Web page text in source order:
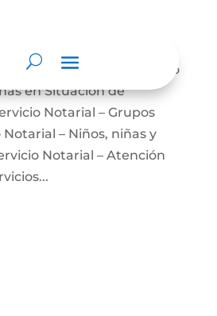
– Fuerzas Militares. Servicio
en Situación de
Notarial – Grupos
– Niños, niñas y
Notarial – Atención